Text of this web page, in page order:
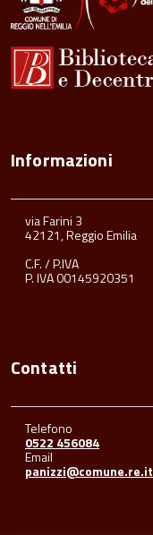
Informazioni
via Farini 3
42121, Reggio Emilia
C.F. / P.IVA
P. IVA 00145920351
Contatti
Telefono
0522 456084
Email
panizzi@comune.re.it